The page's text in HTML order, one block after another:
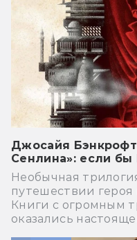
Джосайя
Сенлина»: если бы
Необычная
путешествии героя
Книги с огромным
оказались